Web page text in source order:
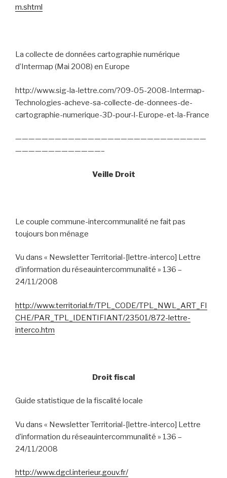
m.shtml
La collecte de données cartographie numérique
d’Intermap (Mai 2008) en Europe
http://www.sig-la-lettre.com/?09-05-2008-Intermap-
Technologies-acheve-sa-collecte-de-donnees-de-
cartographie-numerique-3D-pour-l-Europe-et-la-France
—————————————————————————————
—————————————–
Veille Droit
Le couple commune-intercommunalité ne fait pas
toujours bon ménage
Vu dans « Newsletter Territorial-[lettre-interco] Lettre
d’information du réseauintercommunalité » 136 –
24/11/2008
http://www.territorial.fr/TPL_CODE/TPL_NWL_ART_FI
CHE/PAR_TPL_IDENTIFIANT/23501/872-lettre-
interco.htm
Droit fiscal
Guide statistique de la fiscalité locale
Vu dans « Newsletter Territorial-[lettre-interco] Lettre
d’information du réseauintercommunalité » 136 –
24/11/2008
http://www.dgcl.interieur.gouv.fr/